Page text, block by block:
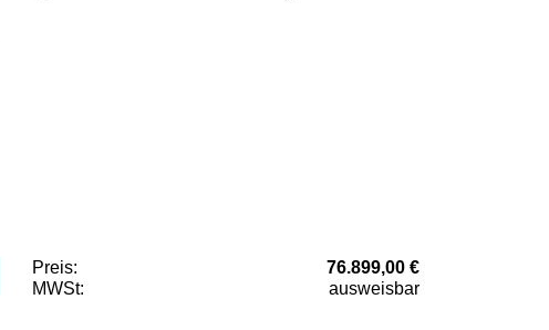
Preis:
76.899,00 €
MWSt:
ausweisbar